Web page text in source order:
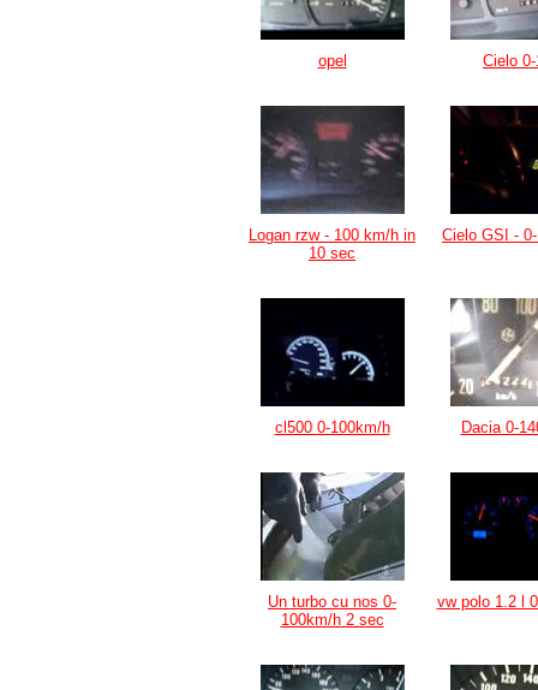
opel Cielo
Logan rzw - 100 km/h in
10 sec
Cielo GSI -
cl500 0-100km/h Dacia 0-
Un turbo cu nos 0-
100km/h 2 sec
vw polo 1.2 l